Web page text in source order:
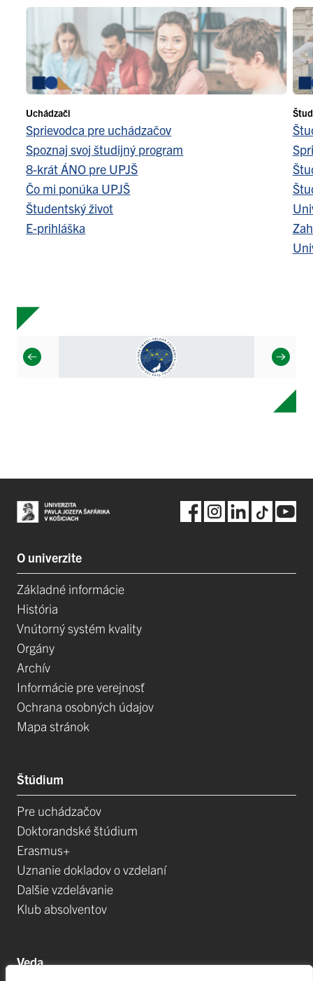
Uchádzači
Sprievodca pre uchádzačov
Spoznaj svoj študijný program
8-krát ÁNO pre UPJŠ
Čo mi ponúka UPJŠ
Študentský život
E-prihláška
O univerzite
Základné informácie
História
Vnútorný systém kvality
Orgány
Archív
Informácie pre verejnosť
Ochrana osobných údajov
Mapa stránok
Štúdium
Pre uchádzačov
Doktorandské štúdium
Erasmus+
Uznanie dokladov o vzdelaní
Dalšie vzdelávanie
Klub absolventov
Veda